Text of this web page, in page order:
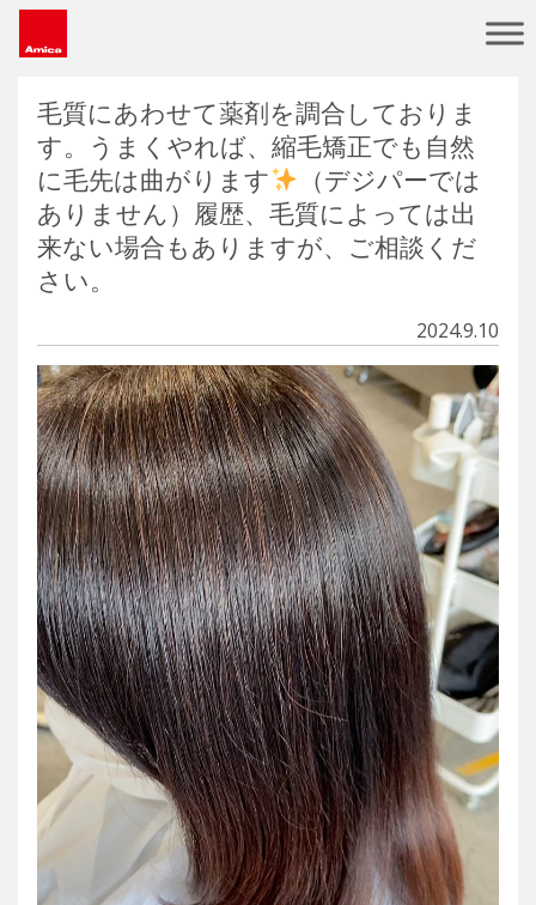
Main Navigation
毛質にあわせて薬剤を調合しておりま
す。うまくやれば、縮毛矯正でも自然
に毛先は曲がります
（デジパーでは
ありません）履歴、毛質によっては出
来ない場合もありますが、ご相談くだ
さい。
2024.9.10